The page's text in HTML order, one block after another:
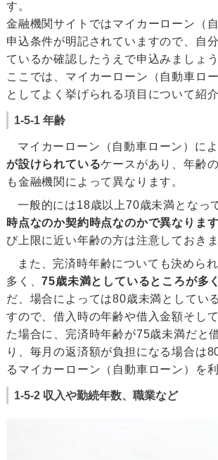
す。
金融機関サイトではマイカーローン（
申込条件が明記されていますので、自
ているか確認したうえで申込みましょう
ここでは、マイカーローン（自動車ロ
としてよく挙げられる項目について紹介
1-5-1 年齢
マイカーローン（自動車ローン）に
が設けられているケースがあり、年齢
も金融機関によって異なります。
一般的には18歳以上70歳未満となっ
時点なのか契約時点なのかで異なりま
び上限に近い年齢の方は注意しておきま
また、完済時年齢についても決めら
多く、75歳未満としているところが多
だ、場合によっては80歳未満としてい
すので、借入時の年齢や借入金額そし
た場合に、完済時年齢が75歳未満だと
り、毎月の返済額が負担になる場合は
るマイカーローン（自動車ローン）を
1-5-2 収入や勤続年数、職業など